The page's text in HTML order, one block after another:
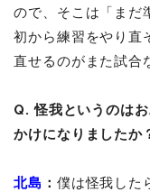
ので、そこは「まだ
初から練習をやり直
直せるのがまた試合
Q. 怪我というのは
かけになりましたか
北島 ： 僕は怪我した